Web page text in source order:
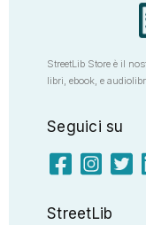
StreetLib Store è il
libri, ebook, e
Seguici su
StreetLib